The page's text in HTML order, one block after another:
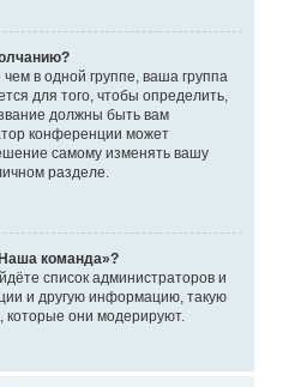
в одной группе, ваша группа
для того, чтобы определить,
должны быть вам
конференции может
самому изменять вашу
разделе.
команда»?
список администраторов и
и другую информацию, такую
которые они модерируют.